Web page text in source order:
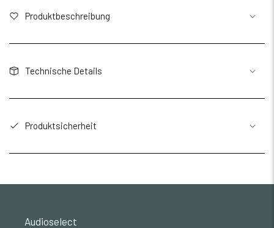
Produktbeschreibung
Technische Details
Produktsicherheit
Audioselect